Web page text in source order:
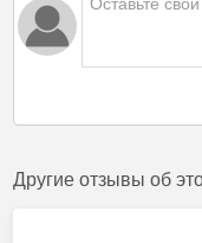
Другие отзывы об